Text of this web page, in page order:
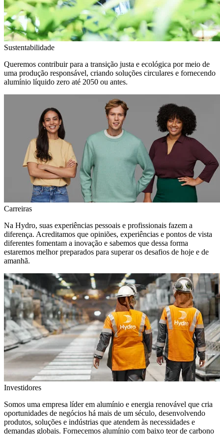
Sustentabilidade
Queremos contribuir para a transição justa e ecológica por meio de
uma produção responsável, criando soluções circulares e fornecendo
alumínio líquido zero até 2050 ou antes.
Carreiras
Na Hydro, suas experiências pessoais e profissionais fazem a
diferença. Acreditamos que opiniões, experiências e pontos de vista
diferentes fomentam a inovação e sabemos que dessa forma
estaremos melhor preparados para superar os desafios de hoje e de
amanhã.
Investidores
Somos uma empresa líder em alumínio e energia renovável que cria
oportunidades de negócios há mais de um século, desenvolvendo
produtos, soluções e indústrias que atendem às necessidades e
demandas globais. Fornecemos alumínio com baixo teor de carbono